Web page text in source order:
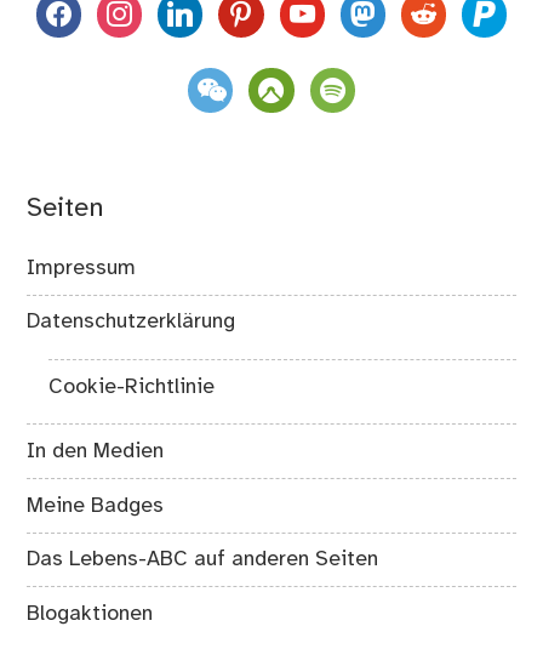
facebookinstagramlinkedinpinterestyoutubemastodon
reddit paypal
weixin komootspotify
Seiten
Impressum
Datenschutzerklärung
Cookie-Richtlinie
In den Medien
Meine Badges
Das Lebens-ABC auf anderen Seiten
Blogaktionen